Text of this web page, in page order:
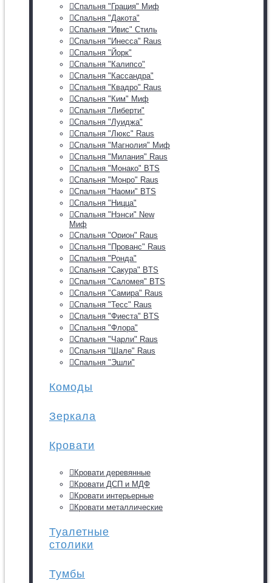
Спальня "Грация" Миф
Спальня "Дакота"
Спальня "Ивис" Стиль
Спальня "Инесса" Raus
Спальня "Йорк"
Спальня "Калипсо"
Спальня "Кассандра"
Спальня "Квадро" Raus
Спальня "Ким" Миф
Спальня "Либерти"
Спальня "Луиджа"
Спальня "Люкс" Raus
Спальня "Магнолия" Миф
Спальня "Милания" Raus
Спальня "Монако" BTS
Спальня "Монро" Raus
Спальня "Наоми" BTS
Спальня "Ницца"
Спальня "Нэнси" New
Миф
Спальня "Орион" Raus
Спальня "Прованс" Raus
Спальня "Ронда"
Спальня "Сакура" BTS
Спальня "Саломея" BTS
Спальня "Самира" Raus
Спальня "Тесс" Raus
Спальня "Фиеста" BTS
Спальня "Флора"
Спальня "Чарли" Raus
Спальня "Шале" Raus
Спальня "Эшли"
Комоды
Зеркала
Кровати
Кровати деревянные
Кровати ДСП и МДФ
Кровати интерьерные
Кровати металлические
Туалетные
столики
Тумбы